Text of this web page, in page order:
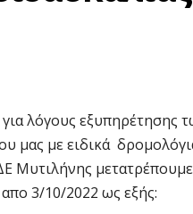
λόγους εξυπηρέτησης
μας με ειδικά
Μυτιλήνης
3/10/2022 ως εξής: